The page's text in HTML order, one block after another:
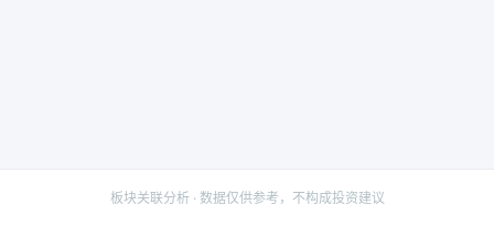
板块关联分析 · 数据仅供参考，不构成投资建议